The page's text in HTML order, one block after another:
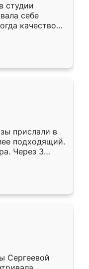
студии
себе
качеством
уже почти
прислали в
подходящий.
Через 3
Остались
Сергеевой